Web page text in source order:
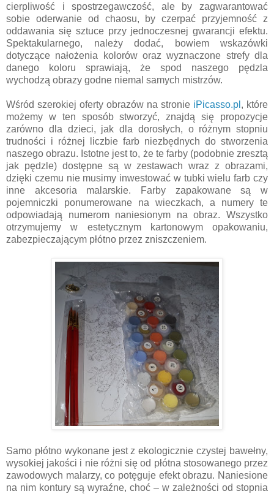
cierpliwość i spostrzegawczość, ale by zagwarantować
sobie oderwanie od chaosu, by czerpać przyjemność z
oddawania się sztuce przy jednoczesnej gwarancji efektu.
Spektakularnego, należy dodać, bowiem wskazówki
dotyczące nałożenia kolorów oraz wyznaczone strefy dla
danego koloru sprawiają, że spod naszego pędzla
wychodzą obrazy godne niemal samych mistrzów.
Wśród szerokiej oferty obrazów na stronie iPicasso.pl , które
możemy w ten sposób stworzyć, znajdą się propozycje
zarówno dla dzieci, jak dla dorosłych, o różnym stopniu
trudności i różnej liczbie farb niezbędnych do stworzenia
naszego obrazu. Istotne jest to, że te farby (podobnie zresztą
jak pędzle) dostępne są w zestawach wraz z obrazami,
dzięki czemu nie musimy inwestować w tubki wielu farb czy
inne akcesoria malarskie. Farby zapakowane są w
pojemniczki ponumerowane na wieczkach, a numery te
odpowiadają numerom naniesionym na obraz. Wszystko
otrzymujemy w estetycznym kartonowym opakowaniu,
zabezpieczającym płótno przez zniszczeniem.
Samo płótno wykonane jest z ekologicznie czystej bawełny,
wysokiej jakości i nie różni się od płótna stosowanego przez
zawodowych malarzy, co potęguje efekt obrazu. Naniesione
na nim kontury są wyraźne, choć – w zależności od stopnia